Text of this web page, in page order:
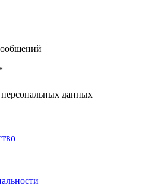
персональных данных